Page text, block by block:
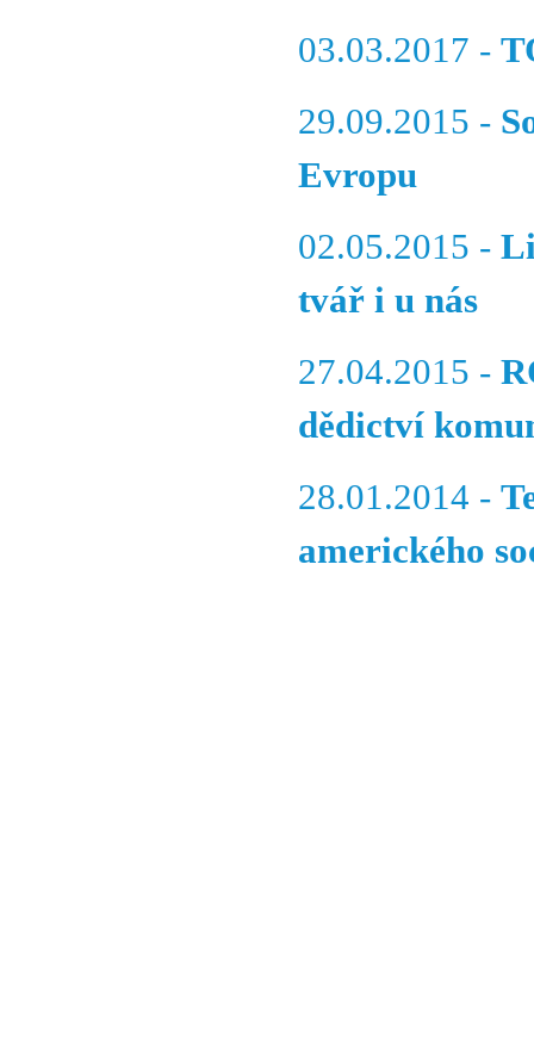
03.03.2017 -
29.09.2015 -
Evropu
02.05.2015 -
tvář i u nás
27.04.2015 -
dědictví
28.01.2014 -
amerického